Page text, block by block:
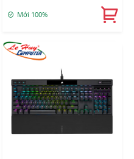
Mới 100%